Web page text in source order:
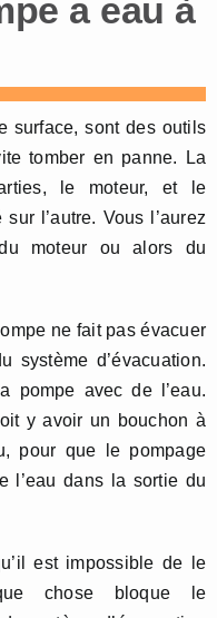
a eau à
surface, sont des outils
tomber en panne. La
le moteur, et le
l’autre. Vous l’aurez
moteur ou alors du
ne fait pas évacuer
système d’évacuation.
pompe avec de l’eau.
y avoir un bouchon à
pour que le pompage
l’eau dans la sortie du
est impossible de le
chose bloque le